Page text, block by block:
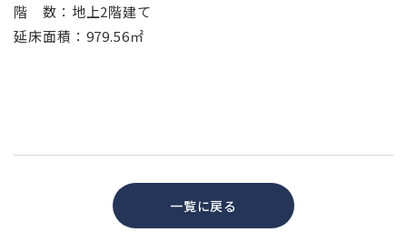
階 数：地上2階建て
延床面積：979.56㎡
一覧に戻る